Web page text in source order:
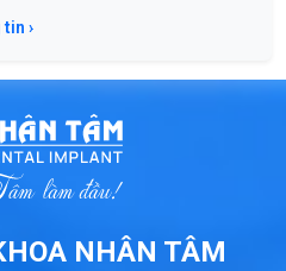
›
NHÂN TÂM